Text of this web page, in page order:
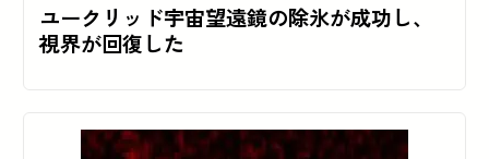
ユークリッド宇宙望遠鏡の除氷が成功し、
視界が回復した